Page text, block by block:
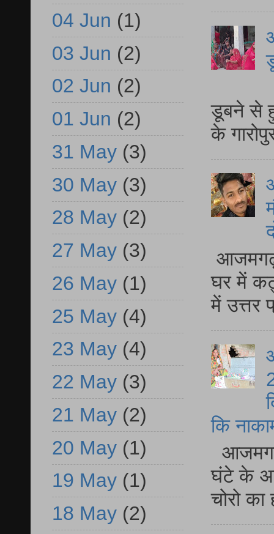
डूबने से
के
घर में
में
कि
घंटे के
चोरो
04 Jun (1)
03 Jun (2)
02 Jun (2)
01 Jun (2)
31 May (3)
30 May (3)
28 May (2)
27 May (3)
26 May (1)
25 May (4)
23 May (4)
22 May (3)
21 May (2)
20 May (1)
19 May (1)
18 May (2)